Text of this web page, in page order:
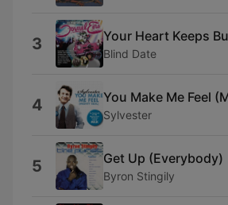
3 Your Heart Keeps
Blind Date
4 You Make Me Feel
Sylvester
5 Get Up (Everybody)
Byron Stingily